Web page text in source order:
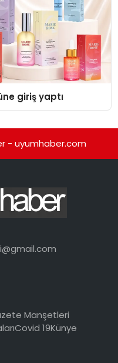
giriş yaptı
- uyumhaber.com
Manşetleri
Covid 19Künye